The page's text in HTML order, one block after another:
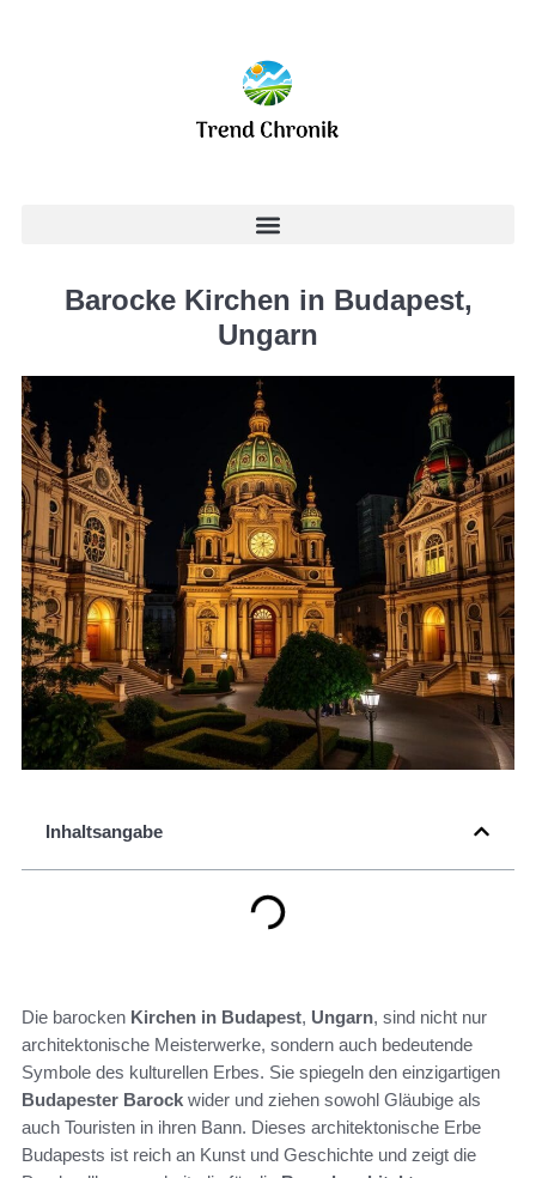
Barocke Kirchen in Budapest,
Ungarn
Inhaltsangabe
Die barocken Kirchen in Budapest, Ungarn, sind nicht nur
architektonische Meisterwerke, sondern auch bedeutende
Symbole des kulturellen Erbes. Sie spiegeln den einzigartigen
Budapester Barock wider und ziehen sowohl Gläubige als
auch Touristen in ihren Bann. Dieses architektonische Erbe
Budapests ist reich an Kunst und Geschichte und zeigt die